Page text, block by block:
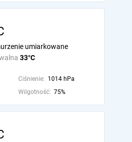
33°C
umiarkowane
Ciśnienie: 1014 hPa
Wilgotność: 75%